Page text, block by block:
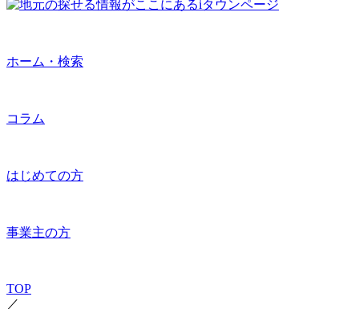
ホーム・検索
コラム
はじめての方
事業主の方
TOP
／